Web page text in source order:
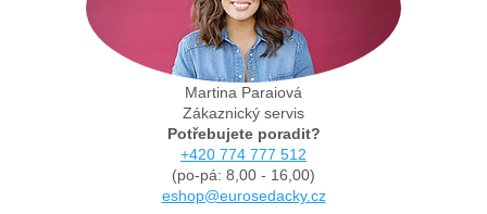
Martina Paraiová
Zákaznický servis
Potřebujete poradit?
+420 774 777 512
(po-pá: 8,00 - 16,00)
eshop@eurosedacky.cz